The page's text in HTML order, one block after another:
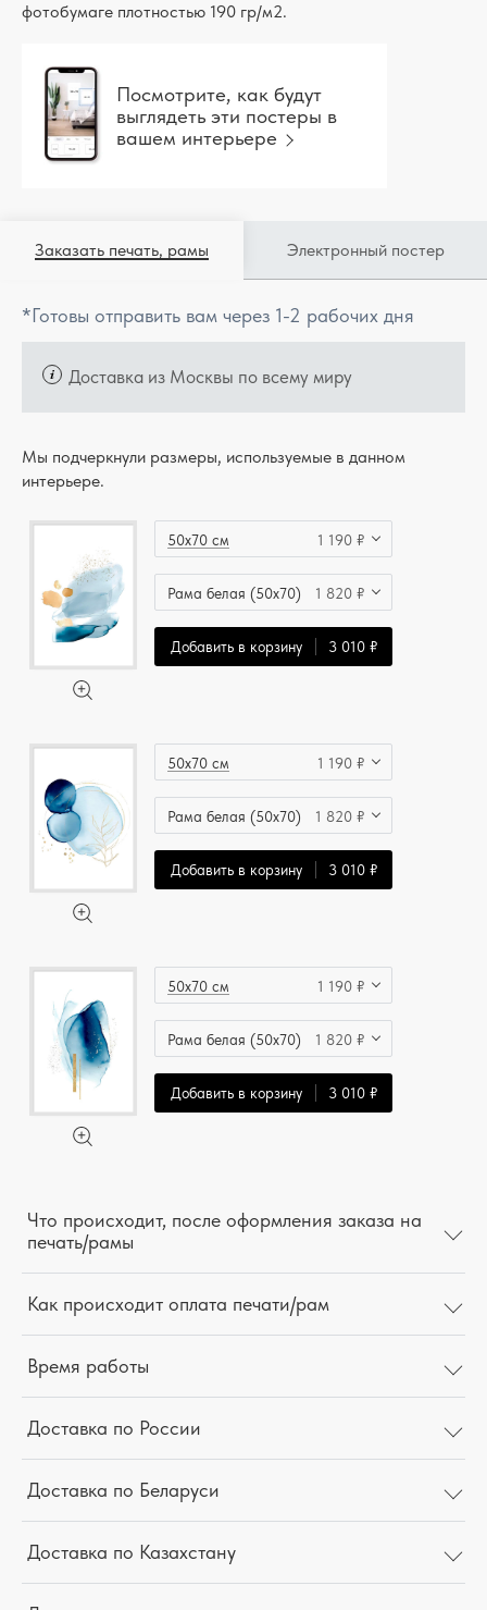
фотобумаге плотностью 190 гр/м2.
Посмотрите, как будут
выглядеть эти постеры в
вашем интерьере
Заказать печать, рамы Электронный постер
*Готовы отправить вам через 1-2 рабочих дня
Доставка из Москвы по всему миру
Мы подчеркнули размеры, используемые в данном
интерьере.
50x70 см 1 190 ₽
Рама белая (50x70) 1 820 ₽
Добавить в корзину 3 010 ₽
50x70 см 1 190 ₽
Рама белая (50x70) 1 820 ₽
Добавить в корзину 3 010 ₽
50x70 см 1 190 ₽
Рама белая (50x70) 1 820 ₽
Добавить в корзину 3 010 ₽
Что происходит, после оформления заказа на
печать/рамы
Как происходит оплата печати/рам
Время работы
Доставка по России
Доставка по Беларуси
Доставка по Казахстану